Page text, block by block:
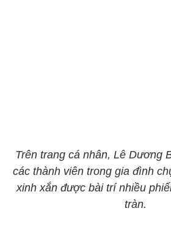
Trên trang cá nhân, Lê Dương
các thành viên trong gia đình
xinh xắn được bài trí nhiều
tràn.